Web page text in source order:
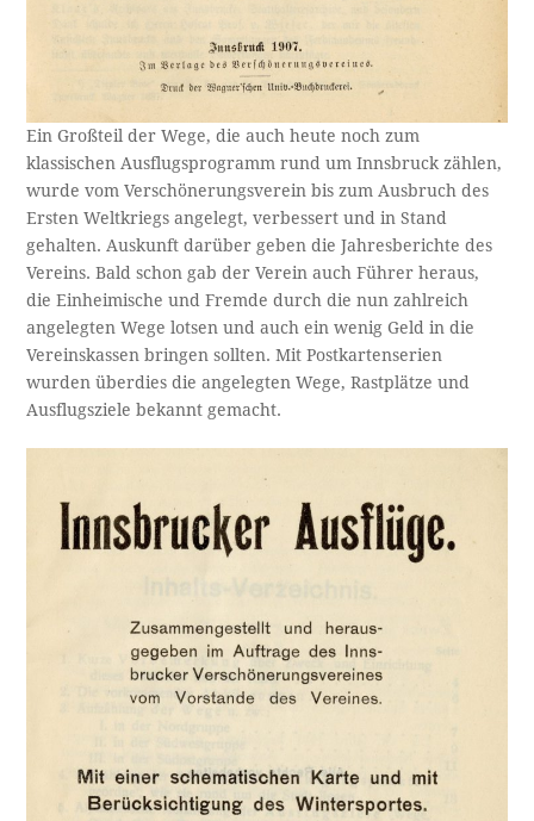
Ein Großteil der Wege, die auch heute noch zum
klassischen Ausflugsprogramm rund um Innsbruck zählen,
wurde vom Verschönerungsverein bis zum Ausbruch des
Ersten Weltkriegs angelegt, verbessert und in Stand
gehalten. Auskunft darüber geben die Jahresberichte des
Vereins. Bald schon gab der Verein auch Führer heraus,
die Einheimische und Fremde durch die nun zahlreich
angelegten Wege lotsen und auch ein wenig Geld in die
Vereinskassen bringen sollten. Mit Postkartenserien
wurden überdies die angelegten Wege, Rastplätze und
Ausflugsziele bekannt gemacht.